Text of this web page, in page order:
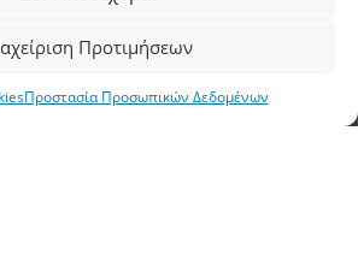
Προτιμήσεων
Προστασία Προσωπικών Δεδομένων